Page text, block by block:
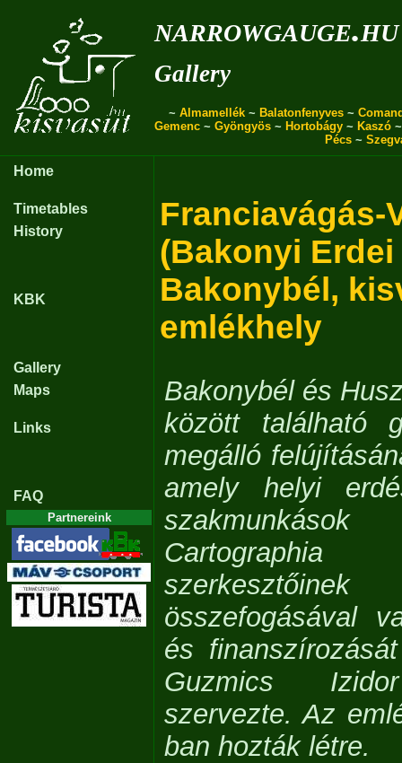
narrowgauge.hu
Gallery
~ Almamellék ~ Balatonfenyves ~
Gemenc ~ Gyöngyös ~ Hortobágy ~ Kaszó
Pécs ~
Home
Timetables
History
KBK
Gallery
Maps
Links
FAQ
Partnereink
Franciavágás-
(Bakonyi Erdei
Bakonybél,
emlékhely
Bakonybél és
között található
megálló
amely helyi
Cartographia
összefogásával
és
Guzmics
szervezte. Az
ban hozták létre.